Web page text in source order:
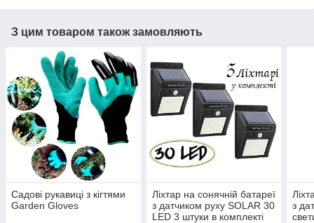
З цим товаром також замовляють
Садові рукавиці з кігтями
Garden Gloves
Ліхтар на сонячній батареї
з датчиком руху SOLAR 30
LED 3 штуки в комплекті
з